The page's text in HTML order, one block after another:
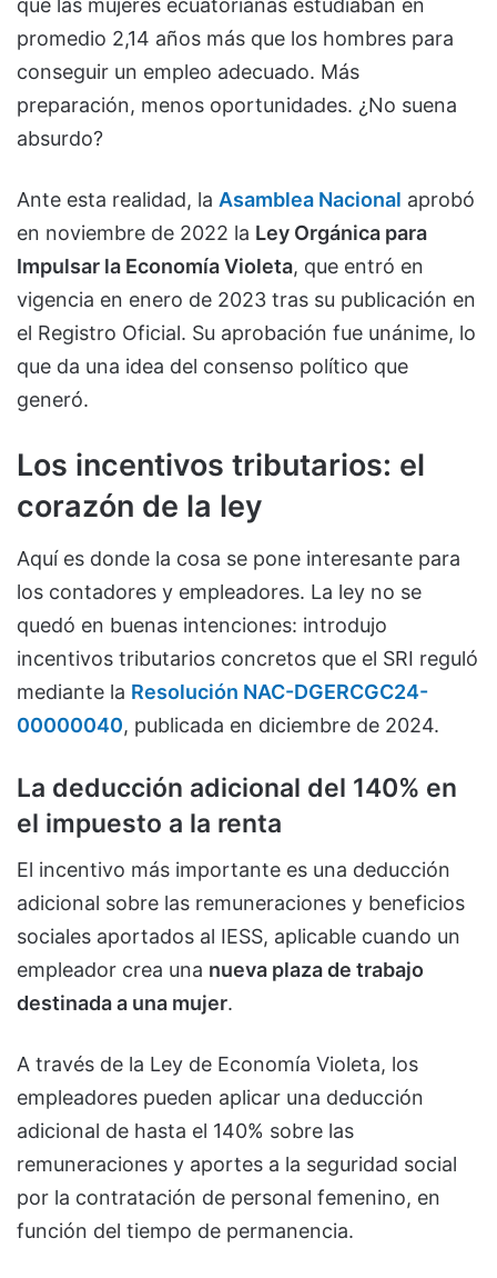
que las mujeres ecuatorianas estudiaban en
promedio 2,14 años más que los hombres para
conseguir un empleo adecuado. Más
preparación, menos oportunidades. ¿No suena
absurdo?
Ante esta realidad, la Asamblea Nacional aprobó
en noviembre de 2022 la Ley Orgánica para
Impulsar la Economía Violeta, que entró en
vigencia en enero de 2023 tras su publicación en
el Registro Oficial. Su aprobación fue unánime, lo
que da una idea del consenso político que
generó.
Los incentivos tributarios: el
corazón de la ley
Aquí es donde la cosa se pone interesante para
los contadores y empleadores. La ley no se
quedó en buenas intenciones: introdujo
incentivos tributarios concretos que el SRI reguló
mediante la Resolución NAC-DGERCGC24-
00000040, publicada en diciembre de 2024.
La deducción adicional del 140% en
el impuesto a la renta
El incentivo más importante es una deducción
adicional sobre las remuneraciones y beneficios
sociales aportados al IESS, aplicable cuando un
empleador crea una nueva plaza de trabajo
destinada a una mujer.
A través de la Ley de Economía Violeta, los
empleadores pueden aplicar una deducción
adicional de hasta el 140% sobre las
remuneraciones y aportes a la seguridad social
por la contratación de personal femenino, en
función del tiempo de permanencia.